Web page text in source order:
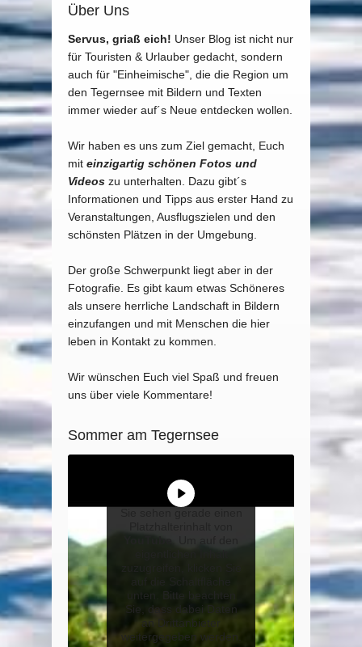
Über Uns
Servus, griaß eich! Unser Blog ist nicht nur
für Touristen & Urlauber gedacht, sondern
auch für "Einheimische", die die Region um
den Tegernsee mit Bildern und Texten
immer wieder auf´s Neue entdecken wollen.
Wir haben es uns zum Ziel gemacht, Euch
mit einzigartig schönen Fotos und
Videos zu unterhalten. Dazu gibt´s
Informationen und Tipps aus erster Hand zu
Veranstaltungen, Ausflugszielen und den
schönsten Plätzen in der Umgebung.
Der große Schwerpunkt liegt aber in der
Fotografie. Es gibt kaum etwas Schöneres
als unsere herrliche Landschaft in Bildern
einzufangen und mit Menschen die hier
leben in Kontakt zu kommen.
Wir wünschen Euch viel Spaß und freuen
uns über viele Kommentare!
Sommer am Tegernsee
YouTube
unten. Bitte beachten
Sie, dass dabei Daten
an Drittanbieter
weitergegeben werden.